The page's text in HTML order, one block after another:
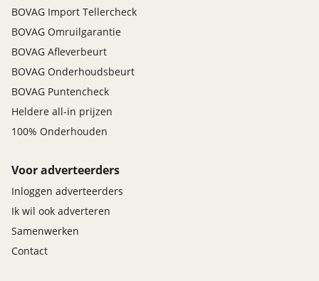
BOVAG Import Tellercheck
BOVAG Omruilgarantie
BOVAG Afleverbeurt
BOVAG Onderhoudsbeurt
BOVAG Puntencheck
Heldere all-in prijzen
100% Onderhouden
Voor adverteerders
Inloggen adverteerders
Ik wil ook adverteren
Samenwerken
Contact